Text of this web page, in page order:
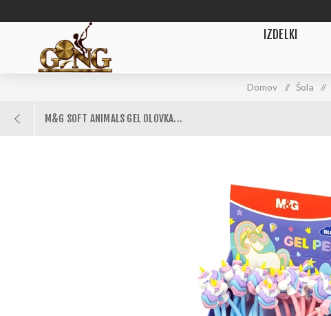
IZDELKI
Domov / Šola /
M&G SOFT ANIMALS GEL OLOVKA...